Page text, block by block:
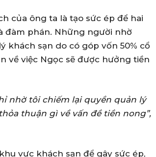
của ông ta là tạo sức ép để hai
đàm phán. Những người nhờ
khách sạn do có góp vốn 50% cổ
về việc Ngọc sẽ được hưởng tiền
nhờ tôi chiếm lại quyền quản lý
thuận gì về vấn đề tiền nong”,
vực khách sạn để gây sức ép,